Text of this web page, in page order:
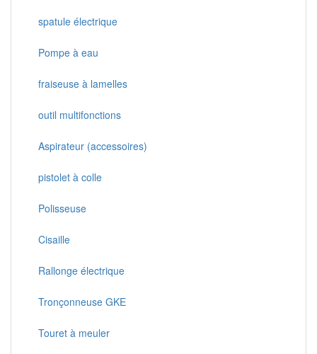
spatule électrique
Pompe à eau
fraiseuse à lamelles
outil multifonctions
Aspirateur (accessoires)
pistolet à colle
Polisseuse
Cisaille
Rallonge électrique
Tronçonneuse GKE
Touret à meuler